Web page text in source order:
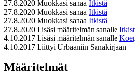
27.8.2020 Muokkasi sanaa Itkistä
27.8.2020 Muokkasi sanaa Itkistä
27.8.2020 Muokkasi sanaa Itkistä
27.8.2020 Lisäsi määritelmän sanalle
4.10.2017 Lisäsi määritelmän sanalle
4.10.2017 Liittyi Urbaaniin Sanakirjaan
Määritelmät